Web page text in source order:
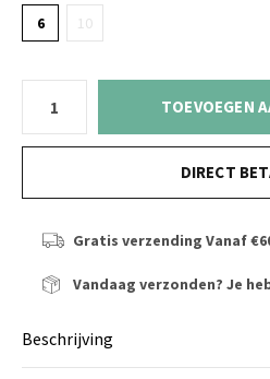
6 10
TOEVOEGEN
DIRECT
Gratis verzending Vanaf
Vandaag verzonden? Je
Beschrijving